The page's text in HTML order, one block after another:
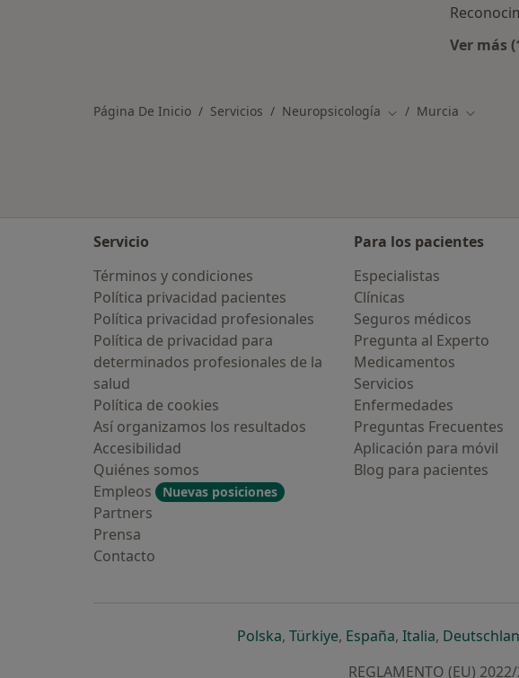
Ver más
Página De Inicio Servicios Neuropsicología Cambiar de ciudad
Murcia Cambiar
Servicio
Términos y condiciones
Política privacidad pacientes
Política privacidad profesionales
Política de privacidad para
determinados profesionales de la
salud
Política de cookies
Así organizamos los resultados
Accesibilidad
Quiénes somos
Empleos
Nuevas posiciones
Partners
Prensa
Contacto
Para los pacientes
Especialistas
Clínicas
Seguros médicos
Pregunta al Experto
Medicamentos
Servicios
Enfermedades
Preguntas Frecuentes
Aplicación para móvil
Blog para pacientes
Polskase abre en una nueva pestaña
, Türkiyese abre en una nueva
, Españase abre en una
, Italiase abre en
,
REGLAMENTO (EU)